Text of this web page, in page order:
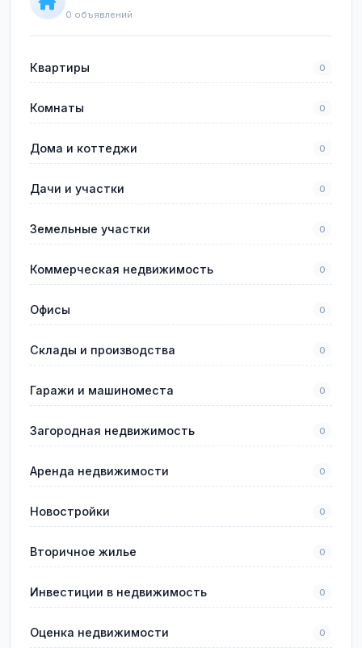
0 объявлений
Квартиры 0
Комнаты 0
Дома и коттеджи 0
Дачи и участки 0
Земельные участки 0
Коммерческая недвижимость 0
Офисы 0
Склады и производства 0
Гаражи и машиноместа 0
Загородная недвижимость 0
Аренда недвижимости 0
Новостройки 0
Вторичное жилье 0
Инвестиции в недвижимость 0
Оценка недвижимости 0